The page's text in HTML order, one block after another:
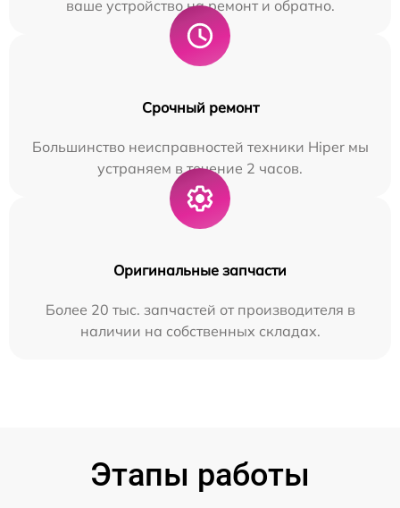
ваше устройство на ремонт и обратно.
Срочный ремонт
Большинство неисправностей техники Hiper мы
устраняем в течение 2 часов.
Оригинальные запчасти
Более 20 тыс. запчастей от производителя в
наличии на собственных складах.
Этапы работы